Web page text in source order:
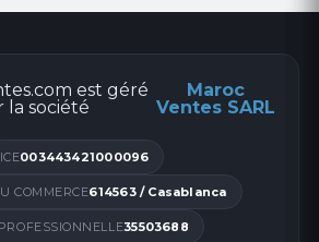
est géré
la société
Maroc
Ventes SARL
ICE003443421000096
COMMERCE614563 / Casablanca
35503688